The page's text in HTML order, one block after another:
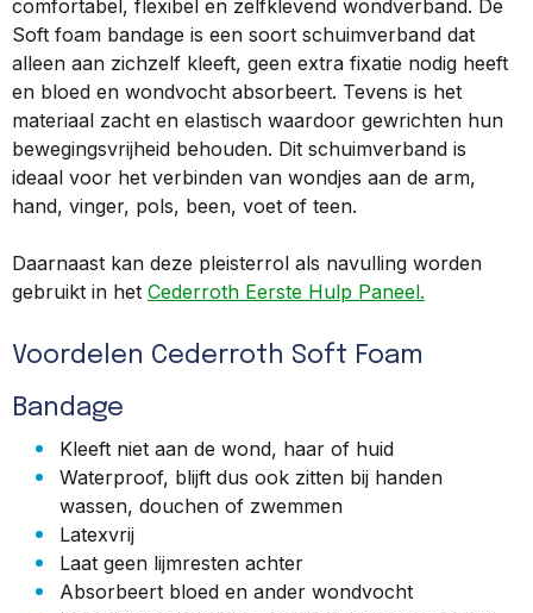
comfortabel, flexibel en zelfklevend wondverband. De
Soft foam bandage is een soort schuimverband dat
alleen aan zichzelf kleeft, geen extra fixatie nodig heeft
en bloed en wondvocht absorbeert. Tevens is het
materiaal zacht en elastisch waardoor gewrichten hun
bewegingsvrijheid behouden. Dit schuimverband is
ideaal voor het verbinden van wondjes aan de arm,
hand, vinger, pols, been, voet of teen.
Daarnaast kan deze pleisterrol als navulling worden
gebruikt in het Cederroth Eerste Hulp Paneel.
Voordelen Cederroth Soft Foam
Bandage
Kleeft niet aan de wond, haar of huid
Waterproof, blijft dus ook zitten bij handen
wassen, douchen of zwemmen
Latexvrij
Laat geen lijmresten achter
Absorbeert bloed en ander wondvocht